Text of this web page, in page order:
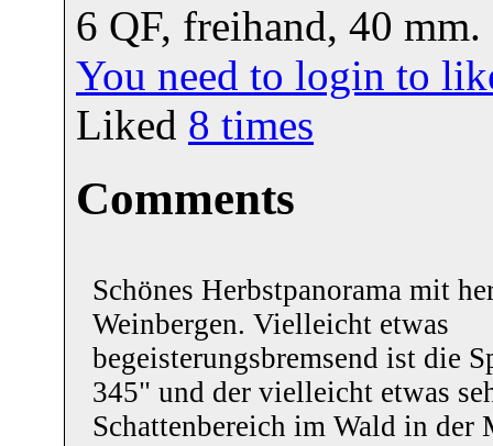
6 QF, freihand, 40 mm.
You need to login to
Liked 8 times
Comments
Schönes Herbstpanorama mit
Weinbergen. Vielleicht etwas
begeisterungsbremsend ist die
345" und der vielleicht etwas
Schattenbereich im Wald in der